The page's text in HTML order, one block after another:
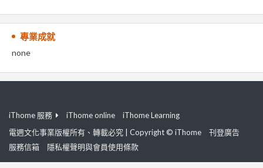
專業成就
none
iThome 服務 iThome online
iThome Learning
電週文化事業版權所有、轉載必究 | Copyright © iThome
刊登廣告
服務信箱
隱私權聲明與會員使用條款